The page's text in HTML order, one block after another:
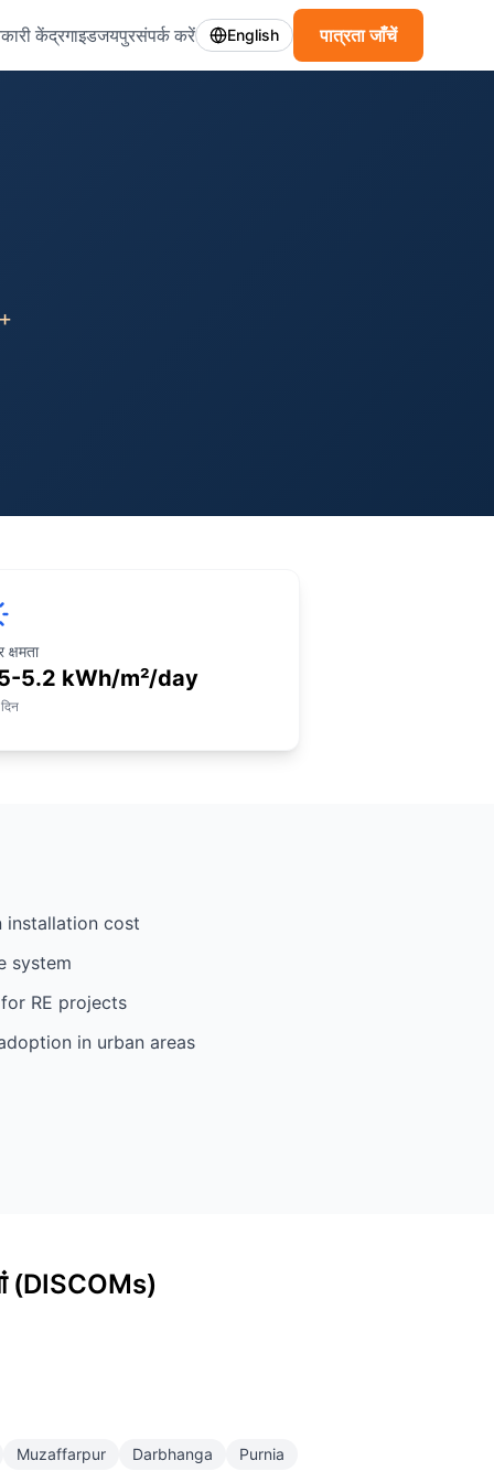
केंद्रगाइडजयपुरसंपर्क करें English पात्रता जाँचें
क्षमता
5.2 kWh/m²/day
installation cost
system
RE projects
in urban areas
(DISCOMs)
Muzaffarpur Darbhanga Purnia